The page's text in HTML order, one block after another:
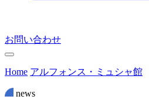
お問い合わせ
Home アルフォンス・ミュシャ館
news